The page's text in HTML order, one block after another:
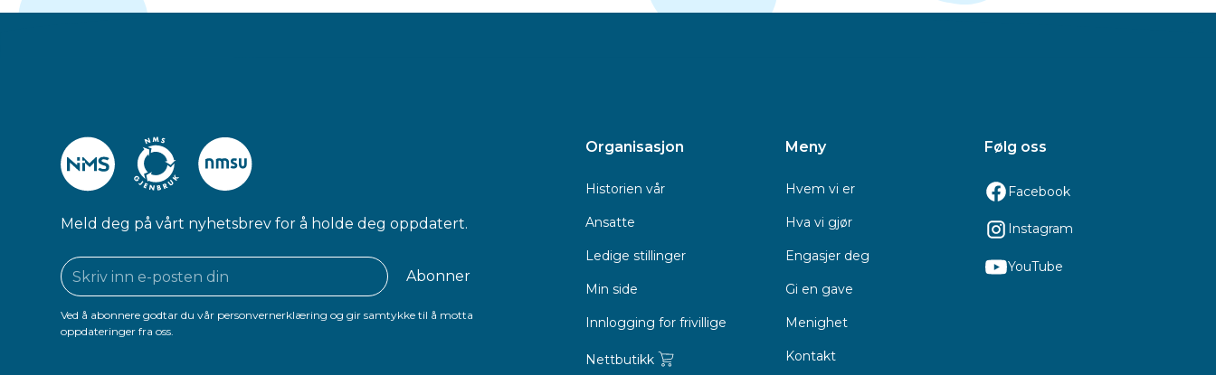
Meld deg på vårt nyhetsbrev for å holde deg oppdatert.
Ved å abonnere godtar du vår personvernerklæring og gir samtykke til å motta
oppdateringer fra oss.
Organisasjon
Historien vår
Ansatte
Ledige stillinger
Min side
Innlogging for frivillige
Nettbutikk
Meny
Hvem vi er
Hva vi gjør
Engasjer deg
Gi en gave
Menighet
Kontakt
Følg oss
Facebook
Instagram
YouTube